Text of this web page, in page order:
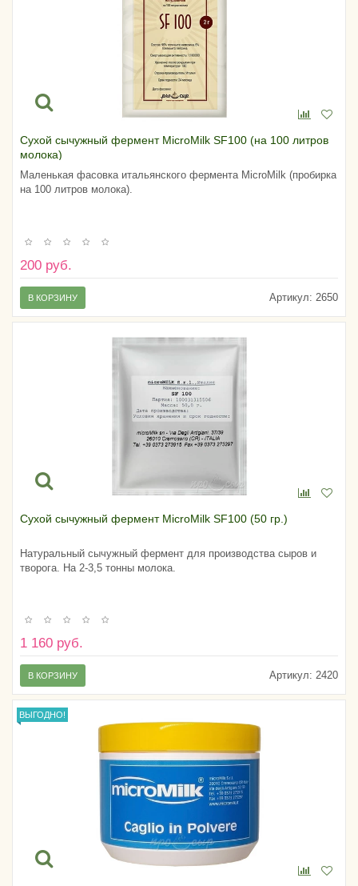
Сухой сычужный фермент MicroMilk SF100 (на 100 литров
молока)
Маленькая фасовка итальянского фермента MicroMilk (пробирка
на 100 литров молока).
200 руб.
Артикул: 2650
В КОРЗИНУ
Сухой сычужный фермент MicroMilk SF100 (50 гр.)
Натуральный сычужный фермент для производства сыров и
творога. На 2-3,5 тонны молока.
1 160 руб.
Артикул: 2420
В КОРЗИНУ
ВЫГОДНО!